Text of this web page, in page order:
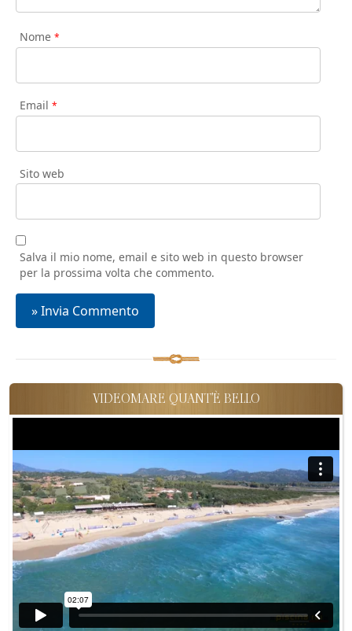
Nome *
Email *
Sito web
Salva il mio nome, email e sito web in questo browser
per la prossima volta che commento.
VIDEOMARE QUANT'È BELLO